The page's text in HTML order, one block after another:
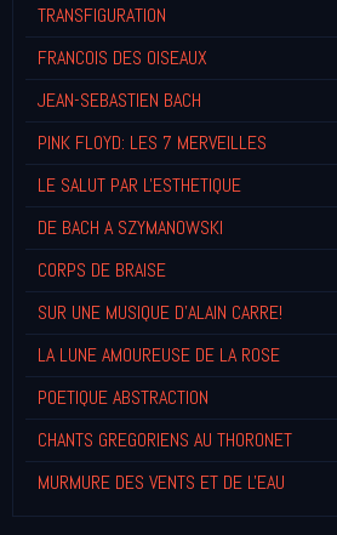
TRANSFIGURATION
FRANCOIS DES OISEAUX
JEAN-SEBASTIEN BACH
PINK FLOYD: LES 7 MERVEILLES
LE SALUT PAR L'ESTHETIQUE
DE BACH A SZYMANOWSKI
CORPS DE BRAISE
SUR UNE MUSIQUE D'ALAIN CARRE!
LA LUNE AMOUREUSE DE LA ROSE
POETIQUE ABSTRACTION
CHANTS GREGORIENS AU THORONET
MURMURE DES VENTS ET DE L'EAU